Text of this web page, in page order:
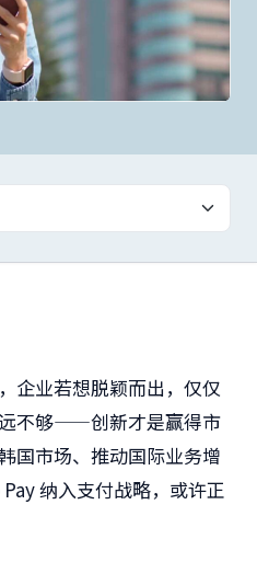
企业若想脱颖而出，仅仅
不够——创新才是赢得市
国市场、推动国际业务增
纳入支付战略，或许正